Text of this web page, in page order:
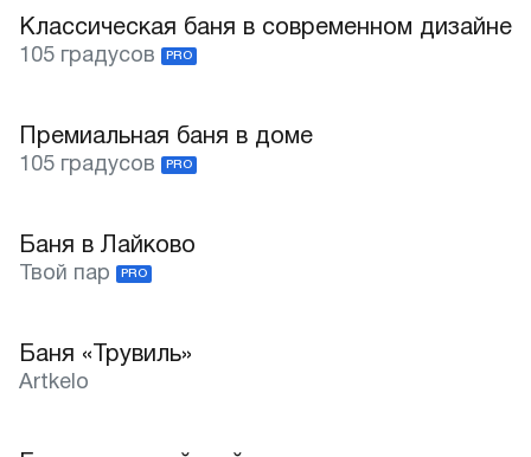
Лучшее
Классическая баня в современном дизайне
105 градусов PRO
Лучшее
Премиальная баня в доме
105 градусов PRO
Лучшее
Баня в Лайково
Твой пар PRO
Лучшее
Баня «Трувиль»
Artkelo